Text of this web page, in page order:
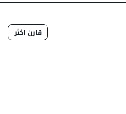
قارن اكثر